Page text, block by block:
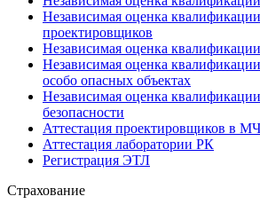
Независимая оценка
проектировщиков
Независимая оценка
Независимая оценка
особо опасных объектах
Независимая оценка
безопасности
Аттестация проектировщиков в
Аттестация лаборатории РК
Регистрация ЭТЛ
Страхование